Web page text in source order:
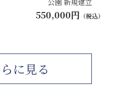
公園 新規建立
550,000円 （税込）
に見る